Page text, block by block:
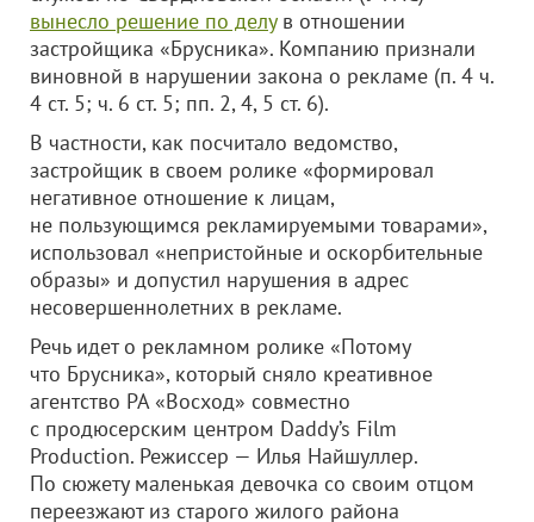
вынесло решение по делув отношении
застройщика «Брусника». Компанию признали
виновной в нарушении закона о рекламе (п. 4 ч.
4 ст. 5; ч. 6 ст. 5; пп. 2, 4, 5 ст. 6).
В частности, как посчитало ведомство,
застройщик в своем ролике «формировал
негативное отношение к лицам,
не пользующимся рекламируемыми товарами»,
использовал «непристойные и оскорбительные
образы» и допустил нарушения в адрес
несовершеннолетних в рекламе.
Речь идет о рекламном ролике «Потому
что Брусника», который сняло креативное
агентство РА «Восход» совместно
с продюсерским центром Daddy’s Film
Production. Режиссер — Илья Найшуллер.
По сюжету маленькая девочка со своим отцом
переезжают из старого жилого района